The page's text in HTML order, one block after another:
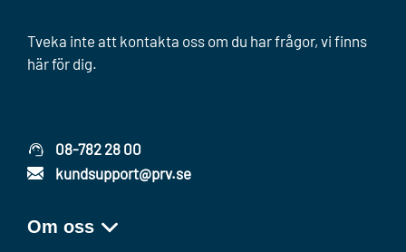
Tveka inte att kontakta oss om du har frågor, vi finns
här för dig.
08-782 28 00
kundsupport@prv.se
Om oss